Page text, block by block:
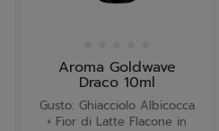
Aroma Goldwave
Draco 10ml
Gusto: Ghiacciolo Albicocca
+ Fior di Latte Flacone in